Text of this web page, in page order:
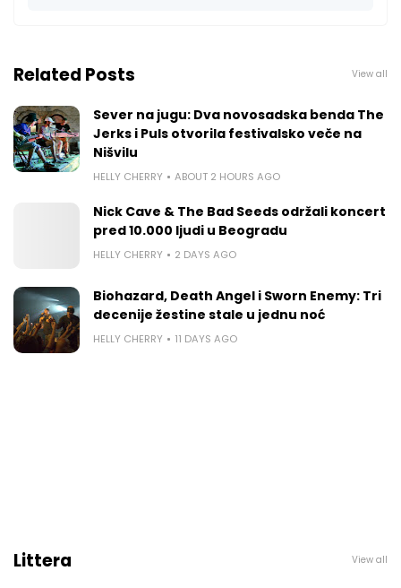
Related Posts View all
Sever na jugu: Dva novosadska benda The
Jerks i Puls otvorila festivalsko veče na
Nišvilu
HELLY CHERRY ABOUT 2 HOURS AGO
Nick Cave & The Bad Seeds održali koncert
pred 10.000 ljudi u Beogradu
HELLY CHERRY 2 DAYS AGO
Biohazard, Death Angel i Sworn Enemy: Tri
decenije žestine stale u jednu noć
HELLY CHERRY 11 DAYS AGO
Littera View all